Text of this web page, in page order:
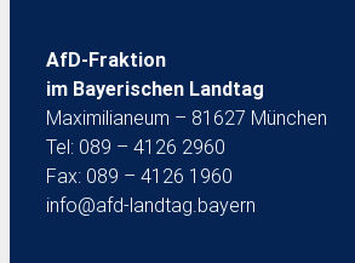
AfD-Fraktion
im Bayerischen Landtag
Maximilianeum – 81627 München
Tel: 089 – 4126 2960
Fax: 089 – 4126 1960
info@afd-landtag.bayern